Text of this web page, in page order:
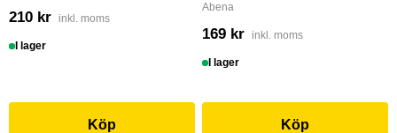
210 kr inkl. moms
I lager
Köp
Abena
169 kr inkl. moms
I lager
Köp